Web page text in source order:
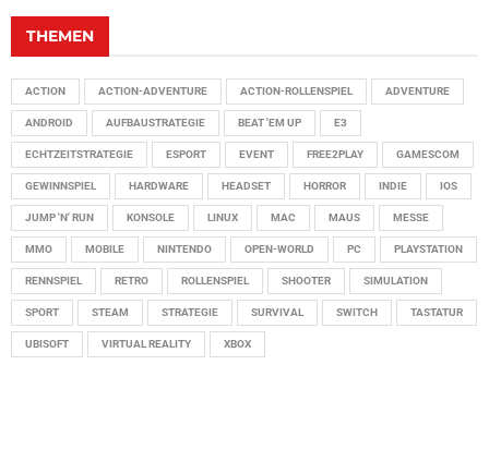
THEMEN
ACTION ACTION-ADVENTURE ACTION-ROLLENSPIEL ADVENTURE
ANDROID AUFBAUSTRATEGIE BEAT 'EM UP E3
ECHTZEITSTRATEGIE ESPORT EVENT FREE2PLAY GAMESCOM
GEWINNSPIEL HARDWARE HEADSET HORROR INDIE IOS
JUMP 'N' RUN KONSOLE LINUX MAC MAUS MESSE
MMO MOBILE NINTENDO OPEN-WORLD PC PLAYSTATION
RENNSPIEL RETRO ROLLENSPIEL SHOOTER SIMULATION
SPORT STEAM STRATEGIE SURVIVAL SWITCH TASTATUR
UBISOFT VIRTUAL REALITY XBOX